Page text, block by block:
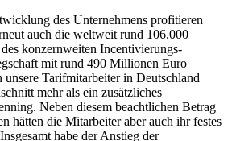
des Unternehmens profitieren
auch die weltweit rund 106.000
konzernweiten Incentivierungs-
mit rund 490 Millionen Euro
Tarifmitarbeiter in Deutschland
mehr als ein zusätzliches
Neben diesem beachtlichen Betrag
hätten die Mitarbeiter aber auch ihr festes
habe der Anstieg der